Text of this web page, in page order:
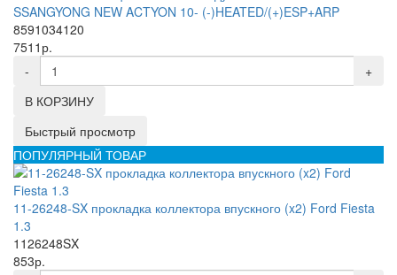
SSANGYONG NEW ACTYON 10- (-)HEATED/(+)ESP+ARP
8591034120
7511р.
-
+
В КОРЗИНУ
Быстрый просмотр
ПОПУЛЯРНЫЙ ТОВАР
11-26248-SX прокладка коллектора впускного (x2) Ford Fiesta
1.3
1126248SX
853р.